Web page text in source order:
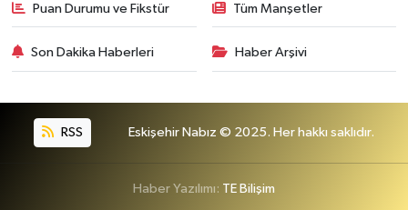
Puan Durumu ve Fikstür Tüm Manşetler
Son Dakika Haberleri Haber Arşivi
RSS Eskişehir Nabız © 2025. Her hakkı saklıdır.
Haber Yazılımı: TE Bilişim